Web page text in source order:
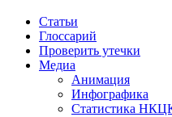
Статьи
Глоссарий
Проверить утечки
Медиа
Анимация
Инфографика
Статистика